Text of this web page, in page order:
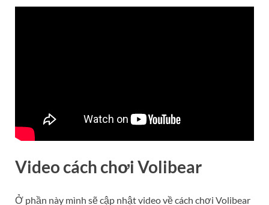
Video cách chơi Volibear
Ở phần này mình sẽ cập nhật video về cách chơi Volibear